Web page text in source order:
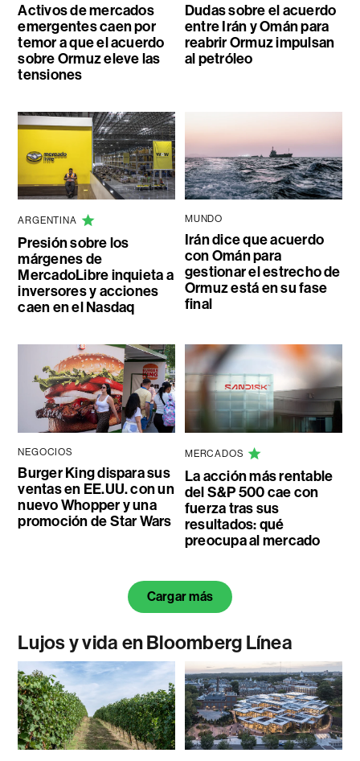
Activos de mercados
emergentes caen por
temor a que el acuerdo
sobre Ormuz eleve las
tensiones
Dudas sobre el acuerdo
entre Irán y Omán para
reabrir Ormuz impulsan
al petróleo
ARGENTINA
Presión sobre los
márgenes de
MercadoLibre inquieta a
inversores y acciones
caen en el Nasdaq
MUNDO
Irán dice que acuerdo
con Omán para
gestionar el estrecho de
Ormuz está en su fase
final
NEGOCIOS
Burger King dispara sus
ventas en EE.UU. con un
nuevo Whopper y una
promoción de Star Wars
MERCADOS
La acción más rentable
del S&P 500 cae con
fuerza tras sus
resultados: qué
preocupa al mercado
Cargar más
Lujos y vida en Bloomberg Línea